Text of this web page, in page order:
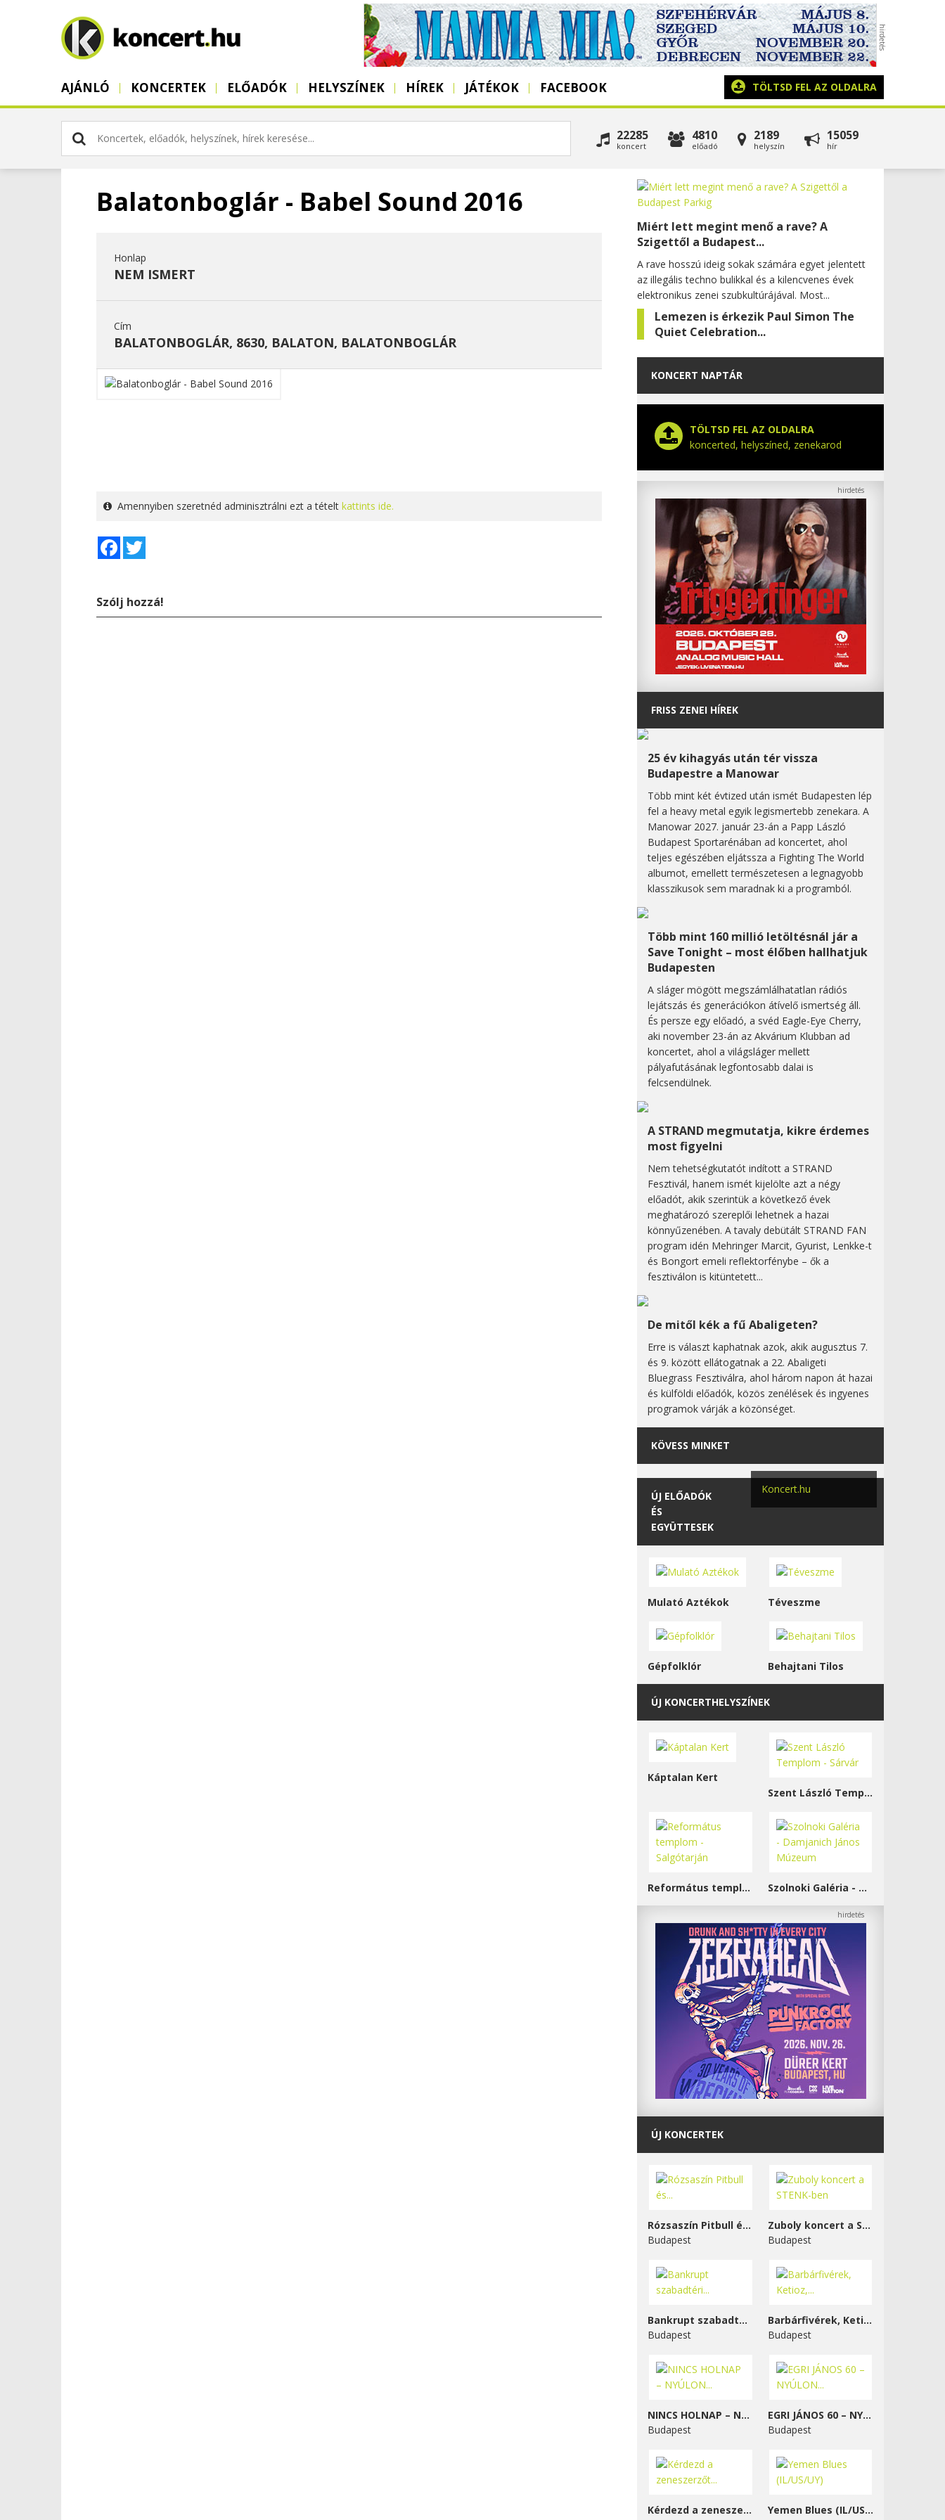
AJÁNLÓ KONCERTEK ELŐADÓK HELYSZÍNEK HÍREK JÁTÉKOK FACEBOOK TÖLTSD FEL AZ OLDALRA
22285
koncert
4810
előadó
2189
helyszín
15059
hír
Balatonboglár - Babel Sound 2016
Honlap
NEM ISMERT
Cím
BALATONBOGLÁR, 8630, BALATON, BALATONBOGLÁR
Amennyiben szeretnéd adminisztrálni ezt a tételt kattints ide.
Facebook
Szólj hozzá!
Miért lett megint menő a rave? A
Szigettől a Budapest...
A rave hosszú ideig sokak számára egyet jelentett
az illegális techno bulikkal és a kilencvenes évek
elektronikus zenei szubkultúrájával. Most...
Lemezen is érkezik Paul Simon The
Quiet Celebration...
KONCERT NAPTÁR
TÖLTSD FEL AZ OLDALRA
koncerted, helyszíned, zenekarod
FRISS ZENEI HÍREK
25 év kihagyás után tér vissza
Budapestre a Manowar
Több mint két évtized után ismét Budapesten lép
fel a heavy metal egyik legismertebb zenekara. A
Manowar 2027. január 23-án a Papp László
Budapest Sportarénában ad koncertet, ahol
teljes egészében eljátssza a Fighting The World
albumot, emellett természetesen a legnagyobb
klasszikusok sem maradnak ki a programból.
Több mint 160 millió letöltésnál jár a
Save Tonight – most élőben hallhatjuk
Budapesten
A sláger mögött megszámlálhatatlan rádiós
lejátszás és generációkon átívelő ismertség áll.
És persze egy előadó, a svéd Eagle-Eye Cherry,
aki november 23-án az Akvárium Klubban ad
koncertet, ahol a világsláger mellett
pályafutásának legfontosabb dalai is
felcsendülnek.
A STRAND megmutatja, kikre érdemes
most figyelni
Nem tehetségkutatót indított a STRAND
Fesztivál, hanem ismét kijelölte azt a négy
előadót, akik szerintük a következő évek
meghatározó szereplői lehetnek a hazai
könnyűzenében. A tavaly debütált STRAND FAN
program idén Mehringer Marcit, Gyurist, Lenkke-t
és Bongort emeli reflektorfénybe – ők a
fesztiválon is kitüntetett...
De mitől kék a fű Abaligeten?
Erre is választ kaphatnak azok, akik augusztus 7.
és 9. között ellátogatnak a 22. Abaligeti
Bluegrass Fesztiválra, ahol három napon át hazai
és külföldi előadók, közös zenélések és ingyenes
programok várják a közönséget.
KÖVESS MINKET
Koncert.hu
ÚJ ELŐADÓK
ÉS
EGYÜTTESEK
Mulató Aztékok Téveszme
Gépfolklór Behajtani Tilos
ÚJ KONCERTHELYSZÍNEK
Káptalan Kert
Szent László Templom - Sárvár
Református templom - Salgótarján Szolnoki Galéria - Damjanich János Múzeum
ÚJ KONCERTEK
Rózsaszín Pitbull és...
Budapest
Zuboly koncert a STENK-ben
Budapest
Bankrupt szabadtéri...
Budapest
Barbárfivérek, Ketioz,...
Budapest
NINCS HOLNAP – NYÚLON...
Budapest
EGRI JÁNOS 60 – NYÚLON...
Budapest
Kérdezd a zeneszerzőt...
Yemen Blues (IL/US/UY)